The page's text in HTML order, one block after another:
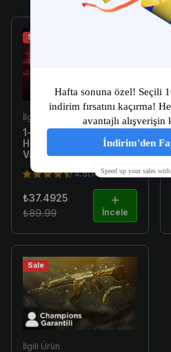
Sale
İlgili Ürün
1-10 Skin Arası Random
Hesap [TR Garantili] -
Valorant Random Hesap
4.5(149)
₺37.4925
₺89.99
İncele
Sale
İlgili Ürün